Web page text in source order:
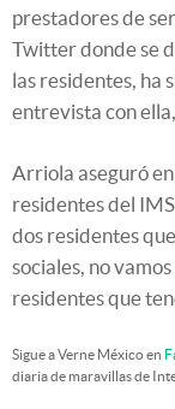
prestadores de
Twitter donde se
las residentes, ha
entrevista con
Arriola aseguró
residentes del
dos residentes
sociales, no
residentes que
Sigue a Verne México en
diaria de maravillas de